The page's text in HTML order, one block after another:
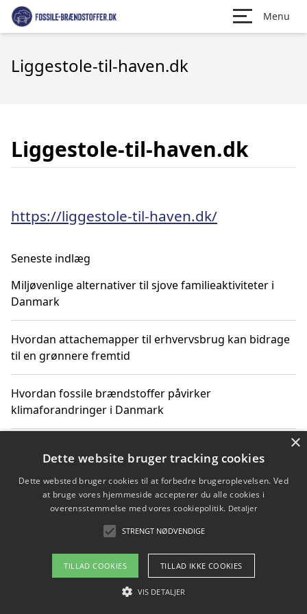
Menu
Liggestole-til-haven.dk
Liggestole-til-haven.dk
https://liggestole-til-haven.dk/
Seneste indlæg
Miljøvenlige alternativer til sjove familieaktiviteter i
Danmark
Hvordan attachemapper til erhvervsbrug kan bidrage
til en grønnere fremtid
Hvordan fossile brændstoffer påvirker
klimaforandringer i Danmark
klimaændringer
Hvordan citater om fossile brændstoffer kan ændre
Copyright 2026 - Pilanto Aps
Om / kontakt
×
Dette website bruger tracking cookies
Dette websted bruger cookies til at forbedre brugeroplevelsen. Ved
at bruge vores hjemmeside accepterer du alle cookies i
overensstemmelse med vores cookiepolitik. Detaljer
STRENGT NØDVENDIGE
TILLAD COOKIES TILLAD IKKE COOKIES
VIS DETALJER